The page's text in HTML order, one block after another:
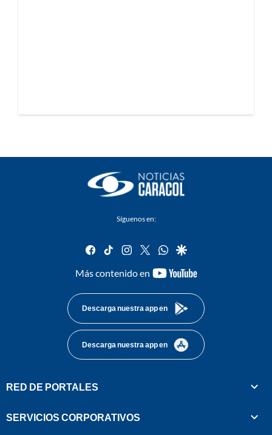
Síguenos en:
facebook
tiktok instagram
twitterwhatsapp
google
Más contenido en
youtube-
Descarga nuestra app en
Descarga nuestra app en
RED DE PORTALES
SERVICIOS CORPORATIVOS